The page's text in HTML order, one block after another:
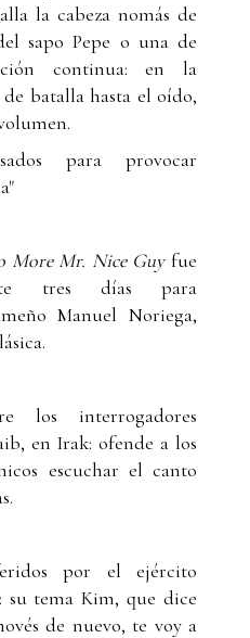
la cabeza nomás de
sapo Pepe o una de
continua: en la
batalla hasta el oído,
para provocar
More Mr. Nice Guyfue
tres días para
Manuel Noriega,
los interrogadores
en Irak: ofende a los
escuchar el canto
por el ejército
su tema Kim, que dice
de nuevo, te voy a